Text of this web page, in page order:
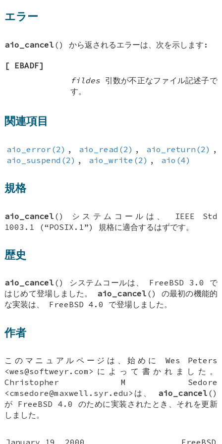
エラー
aio_cancel () から返されるエラーは、次を示します:
[ EBADF]
fildes引数が不正なファイル記述子で
す。
関連項目
aio_error(2) , aio_read(2) , aio_return(2) ,
aio_suspend(2) , aio_write(2) , aio(4)
規格
aio_cancel () システムコールは、 IEEE Std
1003.1 (“POSIX.1”) 規格に適合するはずです。
歴史
aio_cancel () システムコールは、 FreeBSD 3.0 で
はじめて登場しました。 aio_cancel () の最初の機能的
な実装は、 FreeBSD 4.0 で登場しました。
作者
このマニュアルページは、始めにWes Peters
<wes@softweyr.com>によって書かれました。
Christopher M Sedore
<cmsedore@maxwell.syr.edu>は、 aio_cancel ()
が FreeBSD 4.0
のために実装されたとき、それを更新
しました。